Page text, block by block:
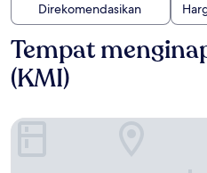
Direkomendasikan
Tempat
(KMI)
Yurakuan Miyazaki